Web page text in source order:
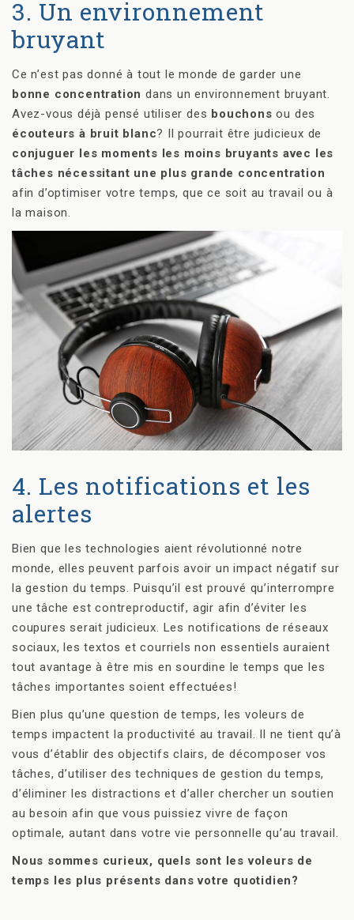
3. Un environnement
bruyant
Ce n’est pas donné à tout le monde de garder une
bonne concentration dans un environnement bruyant.
Avez-vous déjà pensé utiliser des bouchons ou des
écouteurs à bruit blanc? Il pourrait être judicieux de
conjuguer les moments les moins bruyants avec les
tâches nécessitant une plus grande concentration
afin d’optimiser votre temps, que ce soit au travail ou à
la maison.
4. Les notifications et les
alertes
Bien que les technologies aient révolutionné notre
monde, elles peuvent parfois avoir un impact négatif sur
la gestion du temps. Puisqu’il est prouvé qu’interrompre
une tâche est contreproductif, agir afin d’éviter les
coupures serait judicieux. Les notifications de réseaux
sociaux, les textos et courriels non essentiels auraient
tout avantage à être mis en sourdine le temps que les
tâches importantes soient effectuées!
Bien plus qu’une question de temps, les voleurs de
temps impactent la productivité au travail. Il ne tient qu’à
vous d’établir des objectifs clairs, de décomposer vos
tâches, d’utiliser des techniques de gestion du temps,
d’éliminer les distractions et d’aller chercher un soutien
au besoin afin que vous puissiez vivre de façon
optimale, autant dans votre vie personnelle qu’au travail.
Nous sommes curieux, quels sont les voleurs de
temps les plus présents dans votre quotidien?